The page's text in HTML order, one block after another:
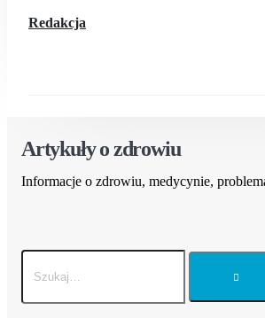
Redakcja
Artykuły o zdrowiu
Informacje o zdrowiu, medycynie,